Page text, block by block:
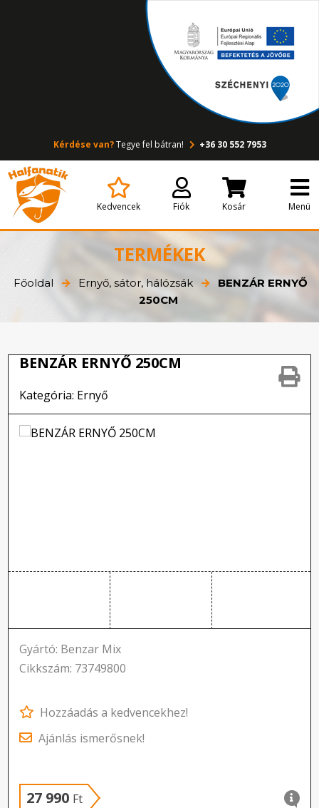
Kérdése van?Tegye fel bátran! +36 30 552 7953
Kedvencek Fiók Kosár Menü
TERMÉKEK
Főoldal Ernyő, sátor, hálózsák
BENZÁR ERNYŐ
250CM
BENZÁR ERNYŐ 250CM
Kategória: Ernyő
Gyártó: Benzar Mix
Cikkszám: 73749800
Hozzáadás a kedvencekhez!
Ajánlás ismerősnek!
27 990 Ft